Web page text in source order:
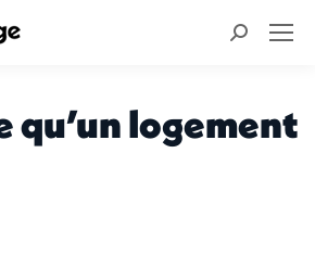
Recherche
qu’un logement